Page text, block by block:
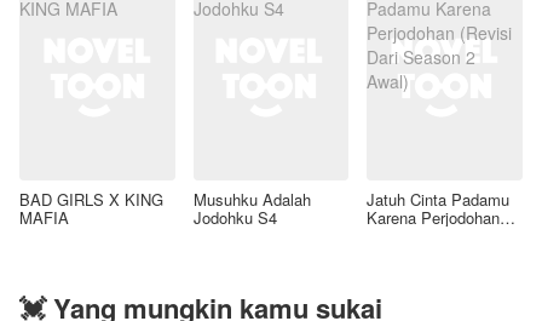
BAD GIRLS X KING
MAFIA
Musuhku Adalah
Jodohku S4
Jatuh Cinta Padamu
Karena Perjodohan
💓 Yang mungkin kamu sukai